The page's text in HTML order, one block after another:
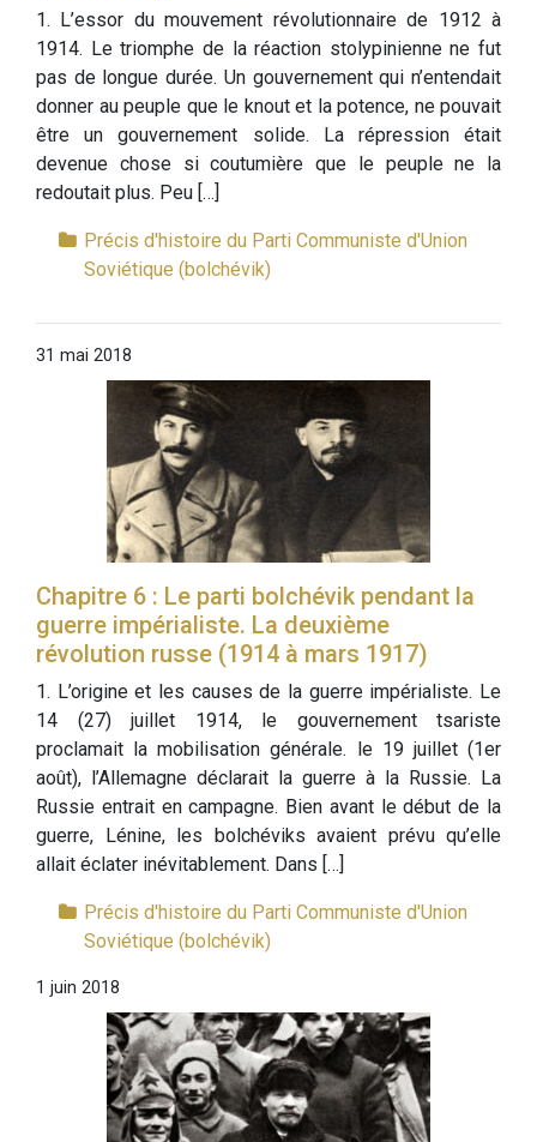
1. L’essor du mouvement révolutionnaire de 1912 à
1914. Le triomphe de la réaction stolypinienne ne fut
pas de longue durée. Un gouvernement qui n’entendait
donner au peuple que le knout et la potence, ne pouvait
être un gouvernement solide. La répression était
devenue chose si coutumière que le peuple ne la
redoutait plus. Peu […]
Précis d'histoire du Parti Communiste d'Union
Soviétique (bolchévik)
31 mai 2018
Chapitre 6 : Le parti bolchévik pendant la
guerre impérialiste. La deuxième
révolution russe (1914 à mars 1917)
1. L’origine et les causes de la guerre impérialiste. Le
14 (27) juillet 1914, le gouvernement tsariste
proclamait la mobilisation générale. le 19 juillet (1er
août), l’Allemagne déclarait la guerre à la Russie. La
Russie entrait en campagne. Bien avant le début de la
guerre, Lénine, les bolchéviks avaient prévu qu’elle
allait éclater inévitablement. Dans […]
Précis d'histoire du Parti Communiste d'Union
Soviétique (bolchévik)
1 juin 2018